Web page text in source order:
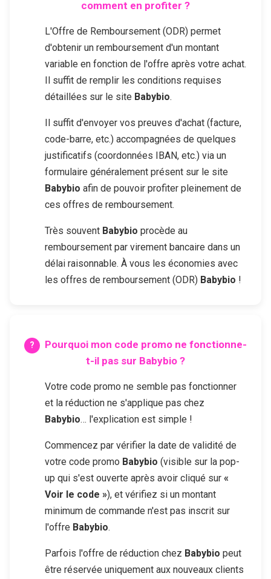
comment en profiter ?
L'Offre de Remboursement (ODR) permet
d'obtenir un remboursement d'un montant
variable en fonction de l'offre après votre achat.
Il suffit de remplir les conditions requises
détaillées sur le site Babybio.
Il suffit d'envoyer vos preuves d'achat (facture,
code-barre, etc.) accompagnées de quelques
justificatifs (coordonnées IBAN, etc.) via un
formulaire généralement présent sur le site
Babybio afin de pouvoir profiter pleinement de
ces offres de remboursement.
Très souvent Babybio procède au
remboursement par virement bancaire dans un
délai raisonnable. À vous les économies avec
les offres de remboursement (ODR) Babybio !
Pourquoi mon code promo ne fonctionne-
t-il pas sur Babybio ?
Votre code promo ne semble pas fonctionner
et la réduction ne s'applique pas chez
Babybio… l'explication est simple !
Commencez par vérifier la date de validité de
votre code promo Babybio (visible sur la pop-
up qui s'est ouverte après avoir cliqué sur «
Voir le code »), et vérifiez si un montant
minimum de commande n'est pas inscrit sur
l'offre Babybio.
Parfois l'offre de réduction chez Babybio peut
être réservée uniquement aux nouveaux clients